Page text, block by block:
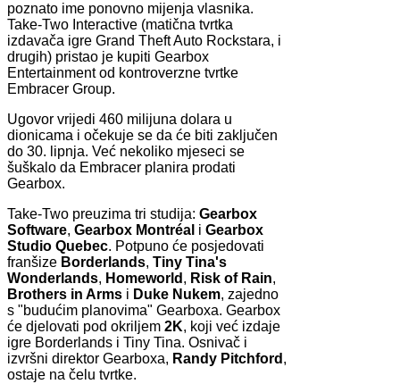
poznato ime ponovno mijenja vlasnika.
Take-Two Interactive (matična tvrtka
izdavača igre Grand Theft Auto Rockstara, i
drugih) pristao je kupiti Gearbox
Entertainment od kontroverzne tvrtke
Embracer Group.
Ugovor vrijedi 460 milijuna dolara u
dionicama i očekuje se da će biti zaključen
do 30. lipnja. Već nekoliko mjeseci se
šuškalo da Embracer planira prodati
Gearbox.
Take-Two preuzima tri studija: Gearbox
Software, Gearbox Montréal i Gearbox
Studio Quebec. Potpuno će posjedovati
franšize Borderlands, Tiny Tina's
Wonderlands, Homeworld , Risk of Rain,
Brothers in Arms i Duke Nukem, zajedno
s "budućim planovima" Gearboxa. Gearbox
će djelovati pod okriljem 2K, koji već izdaje
igre Borderlands i Tiny Tina. Osnivač i
izvršni direktor Gearboxa, Randy Pitchford ,
ostaje na čelu tvrtke.